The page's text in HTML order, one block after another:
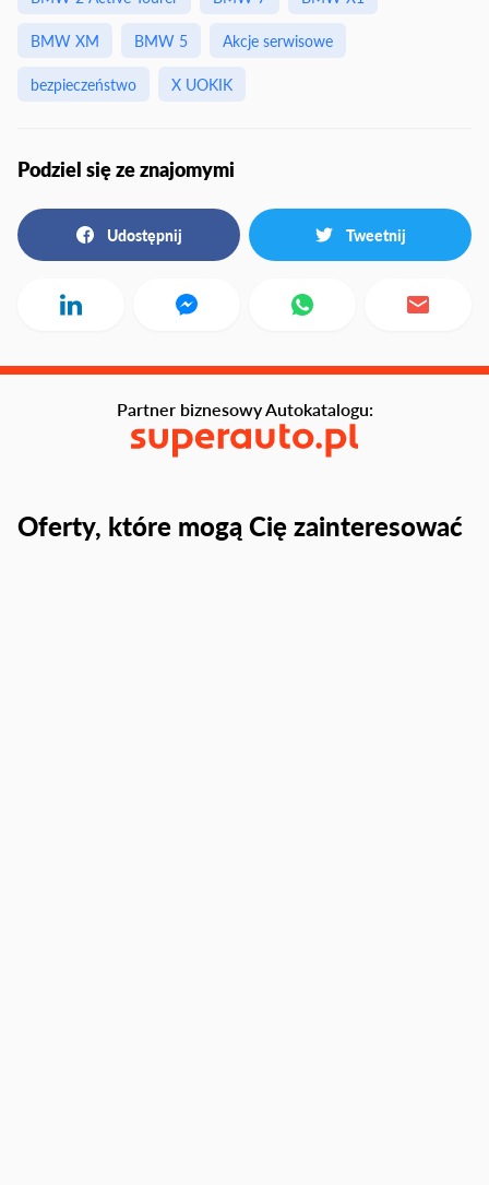
BMW XM
BMW 5
Akcje serwisowe
bezpieczeństwo
X UOKIK
Podziel się ze znajomymi
Udostępnij Tweetnij
Oferty, które mogą Cię zainteresować
Partner biznesowy Autokatalogu: